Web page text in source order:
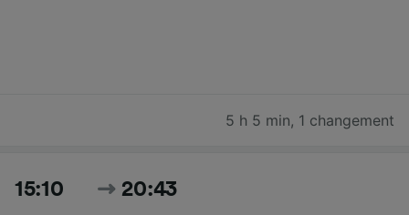
5 h 5 min, 1 changement
15:10 20:43